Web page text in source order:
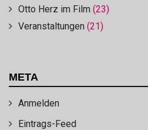
Otto Herz im Film (23)
Veranstaltungen (21)
META
Anmelden
Eintrags-Feed